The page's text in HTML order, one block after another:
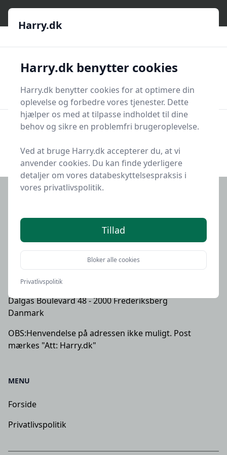
Harry.dk
Søg nu
Alle artikler og Guides
Harry.dk
Harry.dk
Harry.dk benytter cookies
Harry.dk benytter cookies for at optimere din
oplevelse og forbedre vores tjenester. Dette
hjælper os med at tilpasse indholdet til dine
behov og sikre en problemfri brugeroplevelse.
Ved at bruge Harry.dk accepterer du, at vi
anvender cookies. Du kan finde yderligere
detaljer om vores databeskyttelsespraksis i
vores privatlivspolitik.
Tillad
Bloker alle cookies
Privatlivspolitik
KONTAKT HARRY.DK
Kontakt Harry.dk på vores centralmailbggd@bggd.dk
UDGIVER
BGGD Digital ApS - CVR: 34482853
Dalgas Boulevard 48 - 2000 Frederiksberg
Danmark
OBS:Henvendelse på adressen ikke muligt. Post
mærkes "Att: Harry.dk"
MENU
Forside
Privatlivspolitik